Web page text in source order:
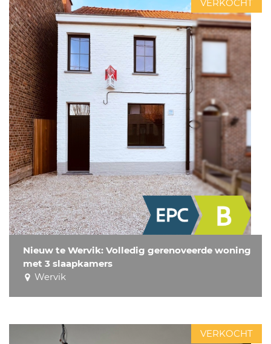
Nieuw te Wervik: Volledig gerenoveerde woning
met 3 slaapkamers
Wervik
VERKOCHT
VERKOCHT